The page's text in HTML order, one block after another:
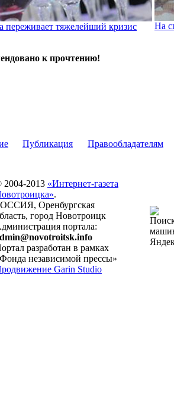
тяжелейший кризис На
к прочтению!
Публикация Правообладателям
2004-2013 «Интернет-газета
.
Оренбургская
город Новотроицк
портала:
разработан в рамках
независимой прессы»
Garin Studio